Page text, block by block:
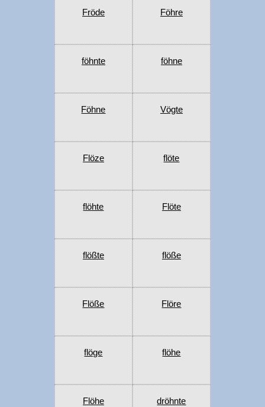
Fröde Föhre
föhnte föhne
Föhne Vögte
Flöze flöte
flöhte Flöte
flößte flöße
Flöße Flöre
flöge flöhe
Flöhe dröhnte